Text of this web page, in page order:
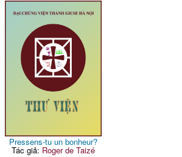
Pressens-tu un bonheur?
Tác giả: Roger de Taizé